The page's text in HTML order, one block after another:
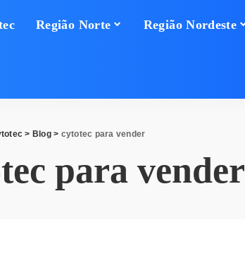
Região Norte Região Nordeste
> Blog> cytotec para vender
para vender